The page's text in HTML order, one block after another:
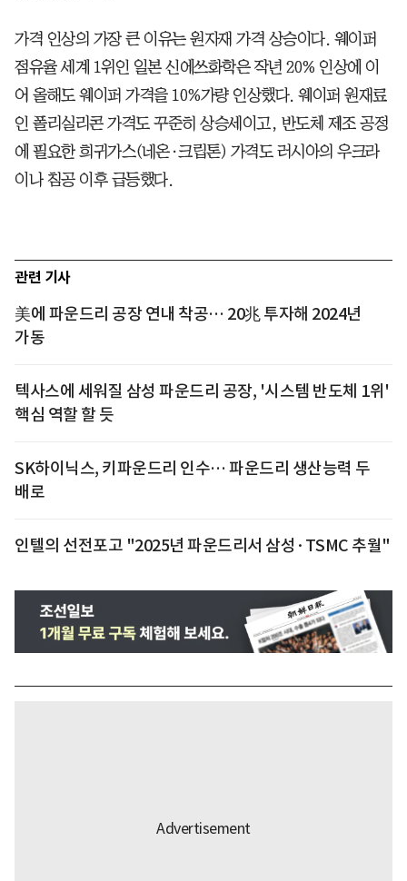
가격 인상의 가장 큰 이유는 원자재 가격 상승이다. 웨이퍼
점유율 세계 1위인 일본 신에쓰화학은 작년 20% 인상에 이
어 올해도 웨이퍼 가격을 10%가량 인상했다. 웨이퍼 원재료
인 폴리실리콘 가격도 꾸준히 상승세이고, 반도체 제조 공정
에 필요한 희귀가스(네온·크립톤) 가격도 러시아의 우크라
이나 침공 이후 급등했다.
관련 기사
美에 파운드리 공장 연내 착공… 20兆 투자해 2024년
가동
텍사스에 세워질 삼성 파운드리 공장, '시스템 반도체 1위'
핵심 역할 할 듯
SK하이닉스, 키파운드리 인수… 파운드리 생산능력 두
배로
인텔의 선전포고 "2025년 파운드리서 삼성·TSMC 추월"